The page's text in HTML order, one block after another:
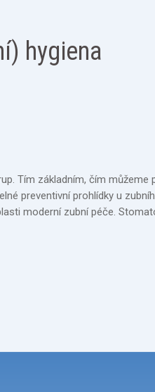
hygiena
Tím základním, čím můžeme
preventivní prohlídky u
moderní zubní péče.